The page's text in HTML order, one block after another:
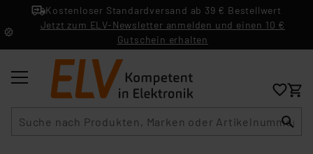
Kostenloser Standardversand ab 39 € Bestellwert
Jetzt zum ELV-Newsletter anmelden und einen 10 €
Gutschein erhalten